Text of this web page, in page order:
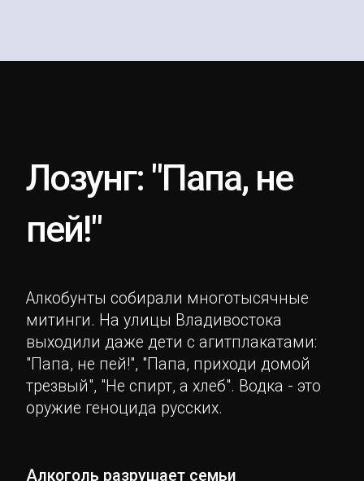
Лозунг: "Папа, не
пей!"
Алкобунты собирали многотысячные
митинги. На улицы Владивостока
выходили даже дети с агитплакатами:
"Папа, не пей!", "Папа, приходи домой
трезвый", "Не спирт, а хлеб". Водка - это
оружие геноцида русских.
Алкоголь разрушает семьи